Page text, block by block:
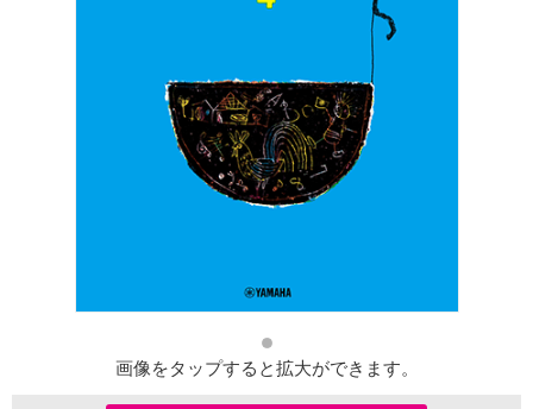
画像をタップすると拡大ができます。